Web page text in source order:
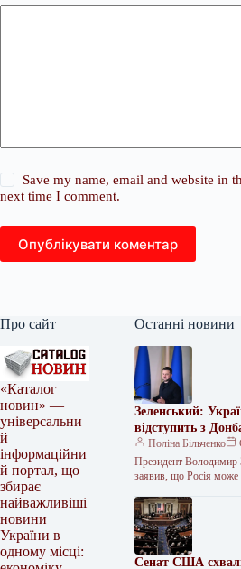
Save my name, email and website in
next time I comment.
Опублікувати коментар
Про сайт
«Каталог
новин» —
універсальни
й
інформаційни
й портал, що
збирає
найважливіші
новини
України в
одному місці:
Останні новини
Зеленський:
відступить з
плани РФ щодо
Поліна Більченко
Президент Володимир
заявив, що Росія може
залякування. За його
також…
Сенат США